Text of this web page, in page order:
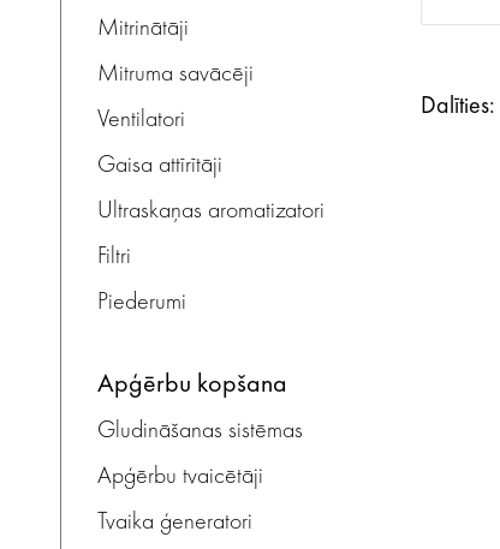
Mitrinātāji
Mitruma savācēji
Ventilatori
Gaisa attīrītāji
Ultraskaņas aromatizatori
Filtri
Piederumi
apģērbu kopšana
Gludināšanas sistēmas
Apģērbu tvaicētāji
Tvaika ģeneratori
Dalīties: